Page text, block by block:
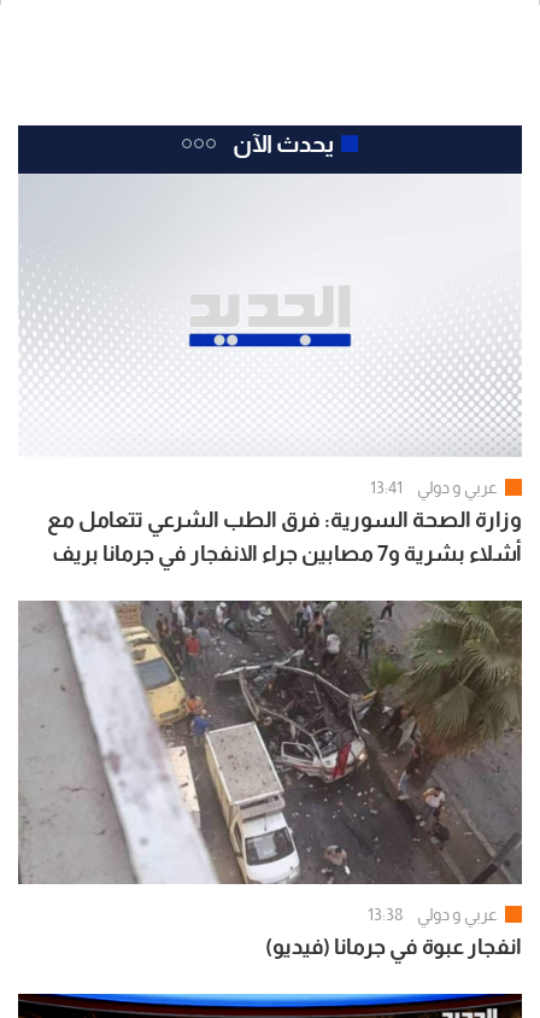
يحدث الآن
عربي و دولي 13:41
وزارة الصحة السورية: فرق الطب الشرعي تتعامل مع
أشلاء بشرية و7 مصابين جراء الانفجار في جرمانا بريف
عربي و دولي 13:38
انفجار عبوة في جرمانا (فيديو)